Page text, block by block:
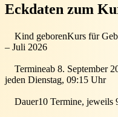
Eckdaten zum
Kind geborenKurs für
– Juli 2026
Termineab 8. September
jeden Dienstag, 09:15 Uhr
Dauer10 Termine, jeweils